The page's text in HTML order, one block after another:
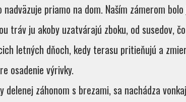
priamo na dom. Naším zámerom
tráv ju akoby uzatvárajú zboku, od susedov,
letných dňoch, kedy terasu pritieňujú a
osadenie výrivky.
delenej záhonom s brezami, sa nachádza